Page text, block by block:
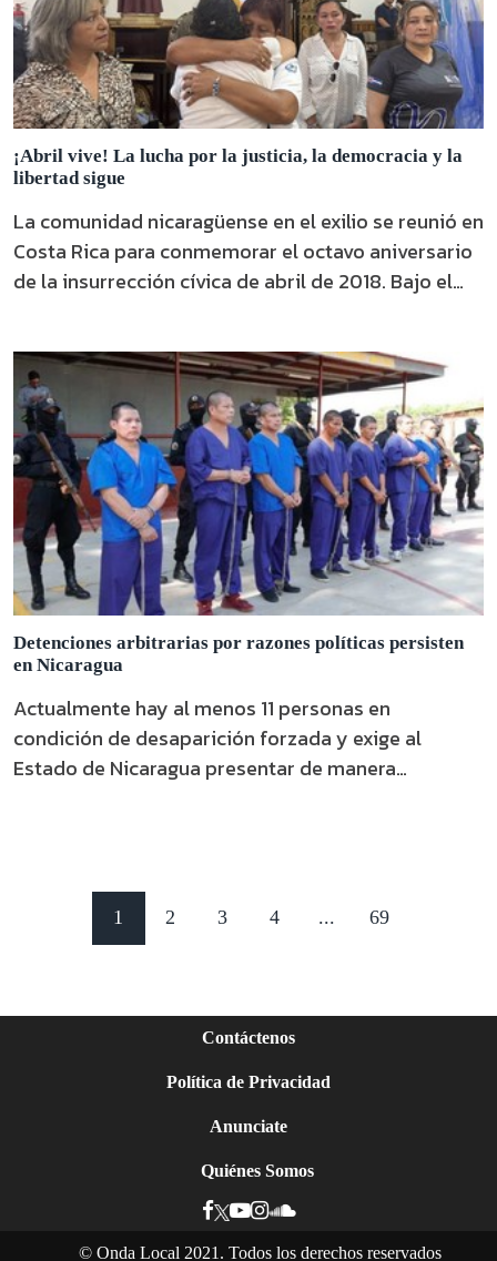
¡Abril vive! La lucha por la justicia, la democracia y la
libertad sigue
La comunidad nicaragüense en el exilio se reunió en
Costa Rica para conmemorar el octavo aniversario
de la insurrección cívica de abril de 2018. Bajo el
y Rosario Murillo.
Detenciones arbitrarias por razones políticas persisten
en Nicaragua
Actualmente hay al menos 11 personas en
condición de desaparición forzada y exige al
Estado de Nicaragua presentar de manera
1 2 3 4 ... 69
Contáctenos
Política de Privacidad
Anunciate
Quiénes Somos
© Onda Local 2021. Todos los derechos reservados